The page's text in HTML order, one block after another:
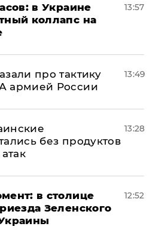
в Украине
коллапс на
13:57
про тактику
армией России
13:49
без продуктов
13:28
в столице
Зеленского
12:52